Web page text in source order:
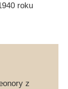
roku
z